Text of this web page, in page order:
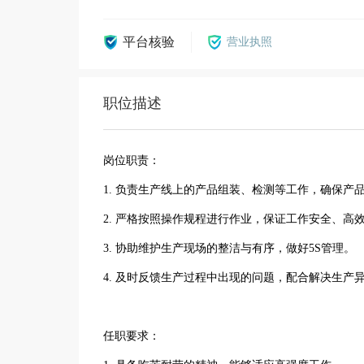
平台核验 营业执照
职位描述
岗位职责：
1. 负责生产线上的产品组装、检测等工作，确保产
2. 严格按照操作规程进行作业，保证工作安全、高效
3. 协助维护生产现场的整洁与有序，做好5S管理。
4. 及时反馈生产过程中出现的问题，配合解决生产异
任职要求：